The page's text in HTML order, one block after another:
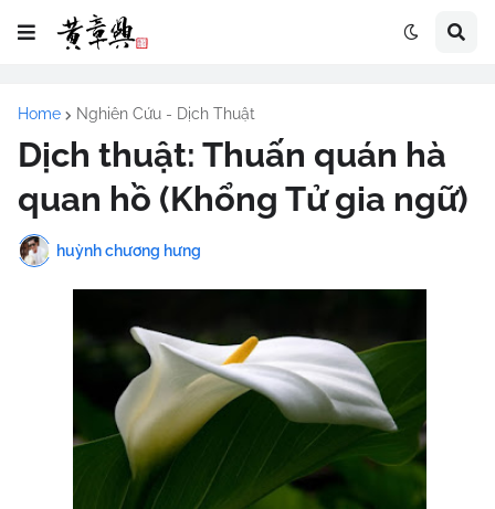
Home Nghiên Cứu - Dịch Thuật
Dịch thuật: Thuấn quán hà
quan hồ (Khổng Tử gia ngữ)
huỳnh chương hưng